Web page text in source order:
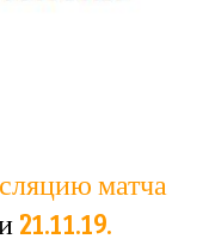
матча
21.11.19.